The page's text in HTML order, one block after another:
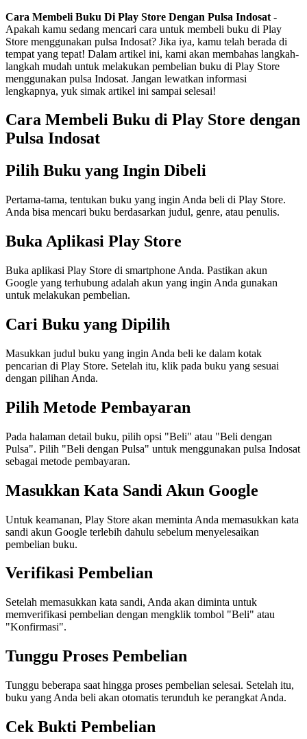
Cara Membeli Buku Di Play Store Dengan Pulsa Indosat -
Apakah kamu sedang mencari cara untuk membeli buku di Play
Store menggunakan pulsa Indosat? Jika iya, kamu telah berada di
tempat yang tepat! Dalam artikel ini, kami akan membahas langkah-
langkah mudah untuk melakukan pembelian buku di Play Store
menggunakan pulsa Indosat. Jangan lewatkan informasi
lengkapnya, yuk simak artikel ini sampai selesai!
Cara Membeli Buku di Play Store dengan
Pulsa Indosat
Pilih Buku yang Ingin Dibeli
Pertama-tama, tentukan buku yang ingin Anda beli di Play Store.
Anda bisa mencari buku berdasarkan judul, genre, atau penulis.
Buka Aplikasi Play Store
Buka aplikasi Play Store di smartphone Anda. Pastikan akun
Google yang terhubung adalah akun yang ingin Anda gunakan
untuk melakukan pembelian.
Cari Buku yang Dipilih
Masukkan judul buku yang ingin Anda beli ke dalam kotak
pencarian di Play Store. Setelah itu, klik pada buku yang sesuai
dengan pilihan Anda.
Pilih Metode Pembayaran
Pada halaman detail buku, pilih opsi "Beli" atau "Beli dengan
Pulsa". Pilih "Beli dengan Pulsa" untuk menggunakan pulsa Indosat
sebagai metode pembayaran.
Masukkan Kata Sandi Akun Google
Untuk keamanan, Play Store akan meminta Anda memasukkan kata
sandi akun Google terlebih dahulu sebelum menyelesaikan
pembelian buku.
Verifikasi Pembelian
Setelah memasukkan kata sandi, Anda akan diminta untuk
memverifikasi pembelian dengan mengklik tombol "Beli" atau
"Konfirmasi".
Tunggu Proses Pembelian
Tunggu beberapa saat hingga proses pembelian selesai. Setelah itu,
buku yang Anda beli akan otomatis terunduh ke perangkat Anda.
Cek Bukti Pembelian